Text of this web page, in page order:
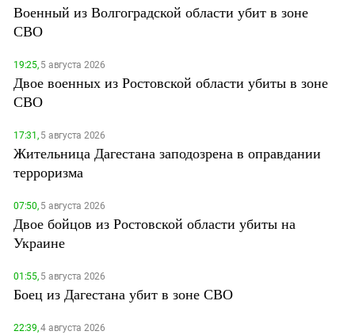
Военный из Волгоградской области убит в зоне
СВО
19:25,5 августа 2026
Двое военных из Ростовской области убиты в зоне
СВО
17:31,5 августа 2026
Жительница Дагестана заподозрена в оправдании
терроризма
07:50,5 августа 2026
Двое бойцов из Ростовской области убиты на
Украине
01:55,5 августа 2026
Боец из Дагестана убит в зоне СВО
22:39,4 августа 2026